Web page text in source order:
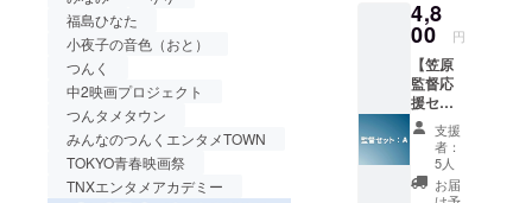
起きられなくて撮影前は毎
日眠かったです（笑）。主
演としてのプレッシャーが
ないと言ったら嘘になりま
す。この作品のために監
す)、散歩、ストレッチ&lt;特
技&gt; 開脚、けん玉、口の
中に拳を入れることができ
る、もろ画伯2006年8月、
ガールズボーカルグループ
『THE ポッシボー』メン
福島ひなた
小夜子の音色（おと）
つんく
中2映画プロジェクト
つんタメタウン
みんなのつんくエンタメTOWN
TOKYO青春映画祭
TNXエンタメアカデミー
たDVD
をお送
り致し
ます。
4,8
00 円
【笠原
監督応
援セッ
ト
（A）：
DVD】
・監督
からの
支援
者：
5人
お届